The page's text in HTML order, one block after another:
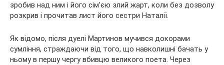
зробив над ним і його сім’єю злий жарт, коли без дозволу
розкрив і прочитав лист його сестри Наталії.
Як відомо, після дуелі Мартинов мучився докорами
сумління, страждаючи від того, що навколишні бачать у
ньому в першу чергу вбивцю великого поета. Через